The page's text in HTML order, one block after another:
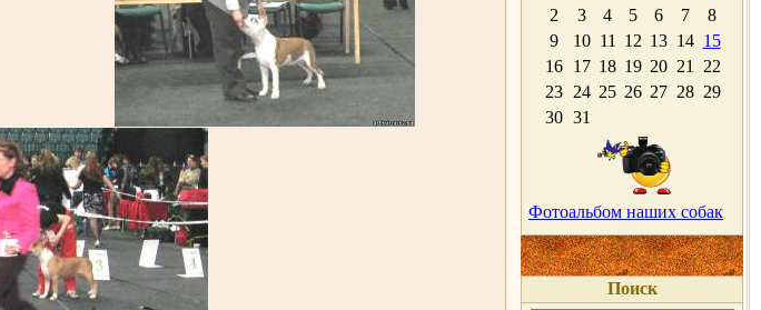
2
3 4 5 6 7
8
9
10 11 12 13 14 15
16 17 18 19 20 21
22
23 24 25 26 27 28 29
30 31
Фотоальбом наших собак
Поиск